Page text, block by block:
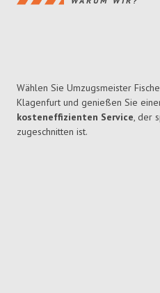
Wählen Sie Umzugsmeister
Klagenfurt und genießen Sie
kosteneffizienten Service, der
zugeschnitten ist.